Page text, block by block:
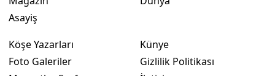
Asayiş
Köşe Yazarları
Foto Galeriler
Künye
Gizlilik Politikası